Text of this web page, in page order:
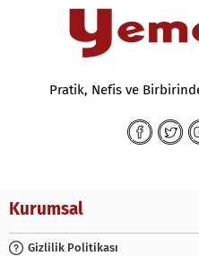
Pratik, Nefis ve
Kurumsal
Gizlilik Politikası